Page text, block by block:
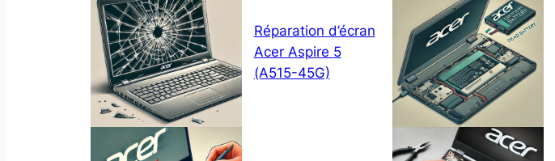
Réparation d’écran
Acer Aspire 5
(A515-45G)